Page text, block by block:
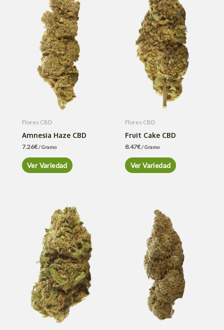
Flores CBD
Amnesia Haze CBD
7.26€/ Gramo
Ver Variedad
Flores CBD
Fruit Cake CBD
8.47€/ Gramo
Ver Variedad